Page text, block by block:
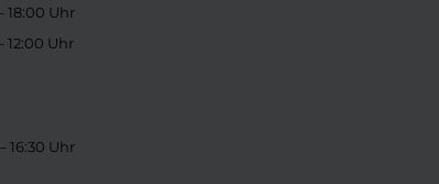
18:00 Uhr
12:00 Uhr
16:30 Uhr